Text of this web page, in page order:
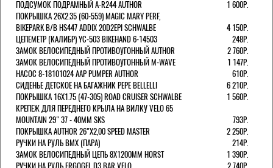
ПОДСУМОК ПОДРАМНЫЙ A-R244 AUTHOR
1 600Р.
ПОКРЫШКА 26X2.35 (60-559) MAGIC MARY PERF,
BIKEPARK B/B HS447 ADDIX 20D2EPI SCHWALBE
4 150Р.
ЦЕПЕМЕТР (КАЛИБР) YC-503 BIKEHAND 6-14503
248Р.
ЗАМОК ВЕЛОСИПЕДНЫЙ ПРОТИВОУГОННЫЙ AUTHOR
2 760Р.
ЗАМОК ВЕЛОСИПЕДНЫЙ ПРОТИВОУГОННЫЙ M-WAVE
1 147Р.
НАСОС 8-18101024 AAP PUMPER AUTHOR
610Р.
СИДЕНЬЕ ДЕТСКОЕ НА БАГАЖНИК PEPE BELLELLI
6 210Р.
ПОКРЫШКА 16X1.75 (47-305) ROAD CRUISER SCHWALBE
1 560Р.
КРЕПЕЖ ДЛЯ ПЕРЕДНЕГО КРЫЛА НА ВИЛКУ VELO 65
MOUNTAIN 29" 37 - 40ММ SKS
793Р.
ПОКРЫШКА AUTHOR 26"Х2,00 SPEED MASTER
2 250Р.
РУЧКИ НА РУЛЬ BMX (ПАРА)
214Р.
ЗАМОК ВЕЛОCИПЕДНЫЙ ЦЕПЬ 8Х1200ММ HORST
1 390Р.
РУЧКИ НА РУЛЬ ERGOGEL D3 BAR VELO
2 740Р.